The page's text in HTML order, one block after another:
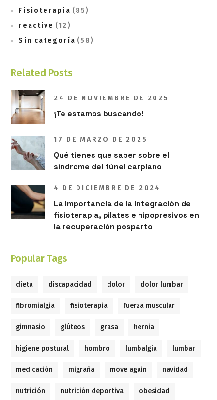
Fisioterapia (85)
reactive (12)
Sin categoría (58)
Related Posts
24 DE NOVIEMBRE DE 2025
¡Te estamos buscando!
17 DE MARZO DE 2025
Qué tienes que saber sobre el
síndrome del túnel carpiano
4 DE DICIEMBRE DE 2024
La importancia de la integración de
fisioterapia, pilates e hipopresivos en
la recuperación posparto
Popular Tags
dieta discapacidad dolor dolor lumbar
fibromialgia fisioterapia fuerza muscular
gimnasio glúteos grasa hernia
higiene postural hombro lumbalgia lumbar
medicación migraña move again navidad
nutrición nutrición deportiva obesidad